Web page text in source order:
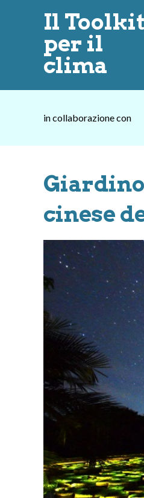
Il Toolkit
per il
clima
in collaborazione con
cinese